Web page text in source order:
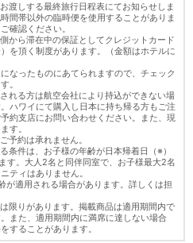
渡しする最終旅行日程表にてお知らせしま
間帯以外の臨時便を使用することがありま
確認ください。
から滞在中の保証としてクレジットカード
を頂く制度があります。（金額はホテルに
なったものにあてられますので、チェック
。
れる方は航空会社により持込ができない場
ハワイにて購入し日本に持ち帰る方もご注
約支店にお問い合わせください。また、現
す。
予約は承れません。
件は、お子様の年齢が日本帰着日（※）
す。大人2名と同伴同室で、お子様最大2名
ティはありません。
が適用される場合があります。詳しくは担
限りがあります。掲載商品は適用期間内で
また、適用期間内に満席に達しない場合
することがあります。